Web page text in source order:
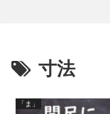
寸法
「ま」